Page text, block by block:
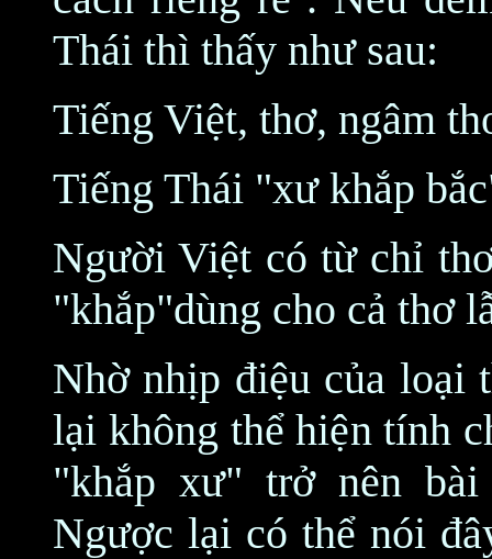
Thái thì thấy như sau:
Tiếng Việt, thơ, ngâm
Tiếng Thái "xư khắp
Người Việt có từ chỉ
"khắp"dùng cho cả thơ
Nhờ nhịp điệu của loại
lại không thể hiện tính
"khắp xư" trở nên
Ngược lại có thể nói